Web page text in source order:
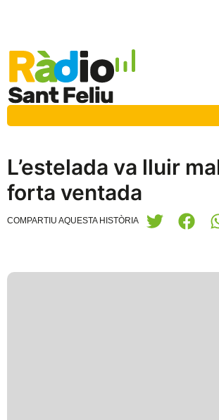
L’estelada va lluir
forta ventada
COMPARTIU AQUESTA HISTÒRIA